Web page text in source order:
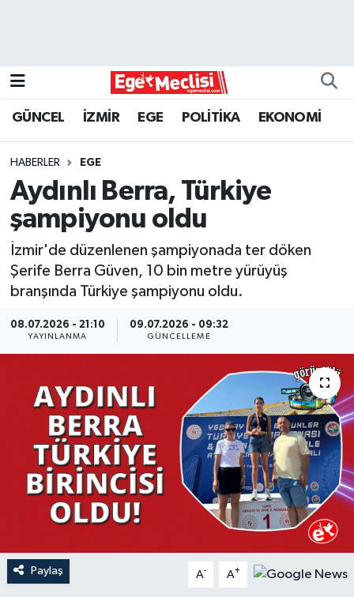
GÜNCEL İZMİR EGE POLİTİKA EKONOMİ
HABERLER EGE
Aydınlı Berra, Türkiye
şampiyonu oldu
İzmir'de düzenlenen şampiyonada ter döken
Şerife Berra Güven, 10 bin metre yürüyüş
branşında Türkiye şampiyonu oldu.
08.07.2026 - 21:10
YAYINLANMA
09.07.2026 - 09:32
GÜNCELLEME
Paylaş A- A+
GÜNCEL
İZMİR
ÖZEL HABER
Programlar
SPOR